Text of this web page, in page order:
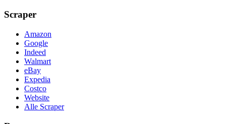
Scraper
Amazon
Google
Indeed
Walmart
eBay
Expedia
Costco
Website
Alle Scraper